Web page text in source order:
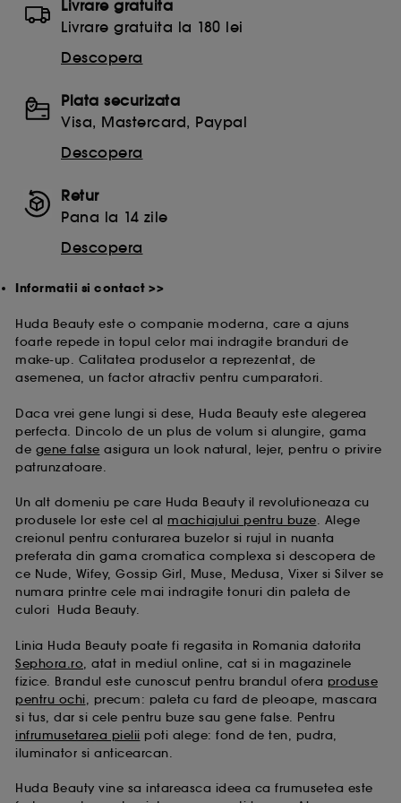
Livrare gratuita
Livrare gratuita la 180 lei
Descopera
Plata securizata
Visa, Mastercard, Paypal
Descopera
Retur
Pana la 14 zile
Descopera
Informatii si contact >>
Huda Beauty este o companie moderna, care a ajuns
foarte repede in topul celor mai indragite branduri de
make-up. Calitatea produselor a reprezentat, de
asemenea, un factor atractiv pentru cumparatori.
Daca vrei gene lungi si dese, Huda Beauty este alegerea
perfecta. Dincolo de un plus de volum si alungire, gama
de gene false asigura un look natural, lejer, pentru o privire
patrunzatoare.
Un alt domeniu pe care Huda Beauty il revolutioneaza cu
produsele lor este cel al machiajului pentru buze. Alege
creionul pentru conturarea buzelor si rujul in nuanta
preferata din gama cromatica complexa si descopera de
ce Nude, Wifey, Gossip Girl, Muse, Medusa, Vixer si Silver se
numara printre cele mai indragite tonuri din paleta de
culori Huda Beauty.
Linia Huda Beauty poate fi regasita in Romania datorita
Sephora.ro, atat in mediul online, cat si in magazinele
fizice. Brandul este cunoscut pentru brandul ofera produse
pentru ochi, precum: paleta cu fard de pleoape, mascara
si tus, dar si cele pentru buze sau gene false. Pentru
infrumusetarea pielii poti alege: fond de ten, pudra,
iluminator si anticearcan.
Huda Beauty vine sa intareasca ideea ca frumusetea este
Cu exceptia cookie-urilor tehnice, plasarea si citirea
alegerile privind plasarea acestor cookies folosind
optiunea "Schimba preferintele" de mai jos, sau poti
apasa butonul de "Accepta toate" sau "Respinge
toate". Poti alege sa iti modifici preferintele oricand.
Daca doresti mai multe informatii despre cookie-urile